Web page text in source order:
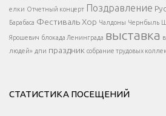
</div >
елки Отчетный концерт Поздравление
Барабаса Фестиваль Хор Чалдоны Чернбыль
Ярошевич блокада Ленинграда выставка
людей» дпи праздник собрание трудовых
СТАТИСТИКА ПОСЕЩЕНИЙ